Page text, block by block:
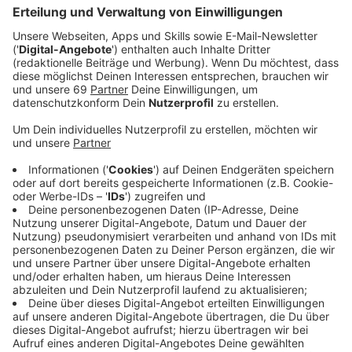
Veröffentlicht:Freitag, 05.06.2026 00:00
Anzeige
Auszug aus der neuen Folge seines Podcasts
Anzeige